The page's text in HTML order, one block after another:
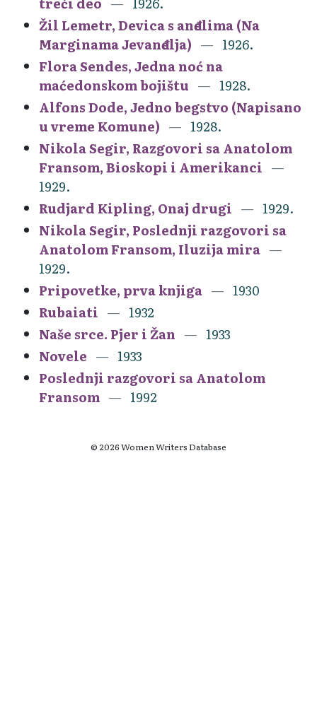
Žil Lemetr, Devica s anđelima (Na
Marginama Jevanđelja)
1926.
Flora Sendes, Jedna noć na
maćedonskom bojištu
1928.
Alfons Dode, Jedno begstvo (Napisano
u vreme Komune)
1928.
Nikola Segir, Razgovori sa Anatolom
Fransom, Bioskopi i Amerikanci
1929.
Rudjard Kipling, Onaj drugi
1929.
Nikola Segir, Poslednji razgovori sa
Anatolom Fransom, Iluzija mira
1929.
Pripovetke, prva knjiga
1930
Rubaiati
1932
Naše srce. Pjer i Žan
1933
Novele
1933
Poslednji razgovori sa Anatolom
Fransom
1992
© 2026 Women Writers Database